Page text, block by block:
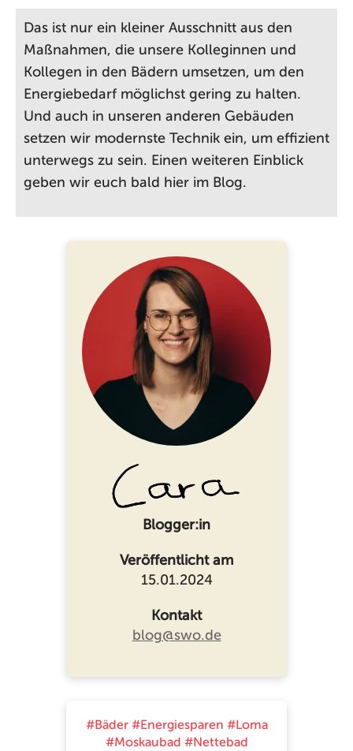
Das ist nur ein kleiner Ausschnitt aus den
Maßnahmen, die unsere Kolleginnen und
Kollegen in den Bädern umsetzen, um den
Energiebedarf möglichst gering zu halten.
Und auch in unseren anderen Gebäuden
setzen wir modernste Technik ein, um effizient
unterwegs zu sein. Einen weiteren Einblick
geben wir euch bald hier im Blog.
Blogger:in
Veröffentlicht am
15.01.2024
Kontakt
blog@swo.de
#Bäder #Energiesparen #Loma
#Moskaubad #Nettebad